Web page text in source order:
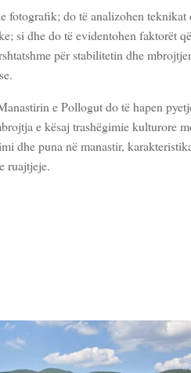
do të analizohen teknikat
si dhe do të evidentohen faktorët
për stabilitetin dhe
e Pollogut do të hapen
e kësaj trashëgimie kulturore
dhe puna në manastir,
ruajtjeje.